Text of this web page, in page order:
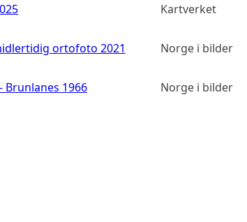
Kartverket
ortofoto 2021 Norge i bilder
1966 Norge i bilder